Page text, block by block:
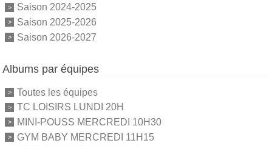
Saison 2024-2025
Saison 2025-2026
Saison 2026-2027
Albums par équipes
Toutes les équipes
TC LOISIRS LUNDI 20H
MINI-POUSS MERCREDI 10H30
GYM BABY MERCREDI 11H15